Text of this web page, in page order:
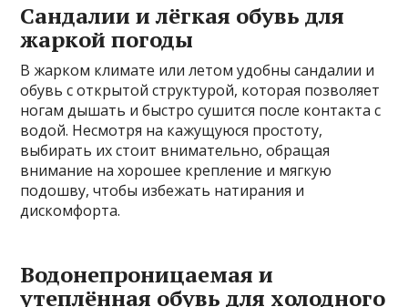
Сандалии и лёгкая обувь для
жаркой погоды
В жарком климате или летом удобны сандалии и
обувь с открытой структурой, которая позволяет
ногам дышать и быстро сушится после контакта с
водой. Несмотря на кажущуюся простоту,
выбирать их стоит внимательно, обращая
внимание на хорошее крепление и мягкую
подошву, чтобы избежать натирания и
дискомфорта.
Водонепроницаемая и
утеплённая обувь для холодного